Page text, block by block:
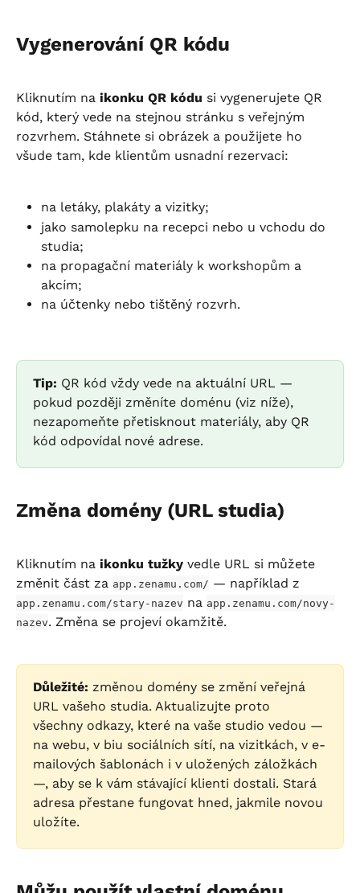
Vygenerování QR kódu
Kliknutím na ikonku QR kódu si vygenerujete QR
kód, který vede na stejnou stránku s veřejným
rozvrhem. Stáhnete si obrázek a použijete ho
všude tam, kde klientům usnadní rezervaci:
na letáky, plakáty a vizitky;
jako samolepku na recepci nebo u vchodu do
studia;
na propagační materiály k workshopům a
akcím;
na účtenky nebo tištěný rozvrh.
Tip: QR kód vždy vede na aktuální URL —
pokud později změníte doménu (viz níže),
nezapomeňte přetisknout materiály, aby QR
kód odpovídal nové adrese.
Změna domény (URL studia)
Kliknutím na ikonku tužky vedle URL si můžete
změnit část za app.zenamu.com/ — například z
app.zenamu.com/stary-nazev na app.zenamu.com/novy-
nazev. Změna se projeví okamžitě.
Důležité: změnou domény se změní veřejná
URL vašeho studia. Aktualizujte proto
všechny odkazy, které na vaše studio vedou —
na webu, v biu sociálních sítí, na vizitkách, v e-
mailových šablonách i v uložených záložkách
—, aby se k vám stávající klienti dostali. Stará
adresa přestane fungovat hned, jakmile novou
uložíte.